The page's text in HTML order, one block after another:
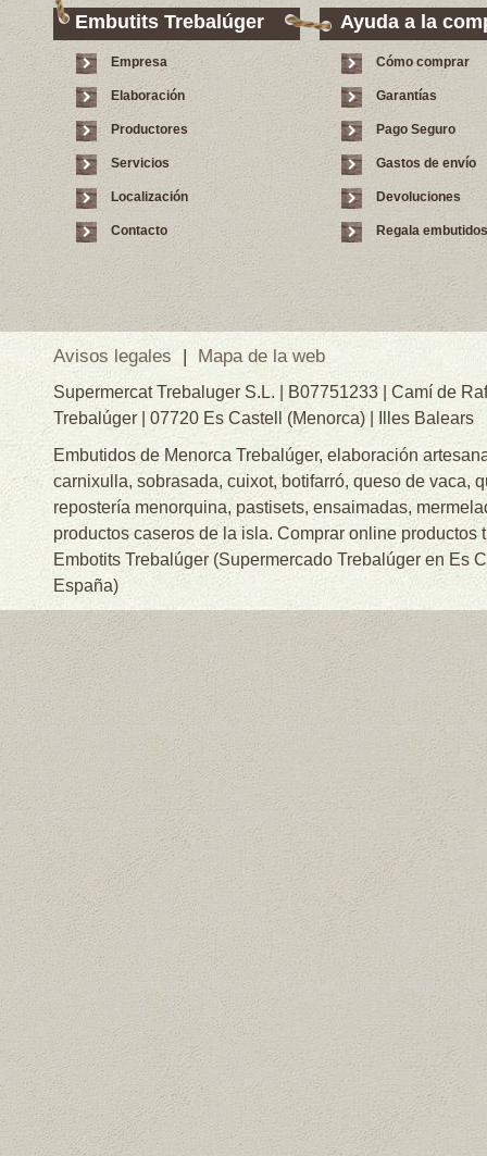
Embutits Trebalúger
Empresa
Elaboración
Productores
Servicios
Localización
Contacto
Ayuda a la
Cómo comprar
Garantías
Pago Seguro
Gastos de envío
Devoluciones
Regala embutidos
Avisos legales | Mapa de la web
Supermercat Trebaluger S.L. | B07751233 | Camí de
Trebalúger | 07720 Es Castell (Menorca) | Illes Balears
Embutidos de Menorca Trebalúger, elaboración
carnixulla, sobrasada, cuixot, botifarró, queso de vaca,
repostería menorquina, pastisets, ensaimadas,
productos caseros de la isla. Comprar online productos
Embotits Trebalúger (Supermercado Trebalúger en Es
España)